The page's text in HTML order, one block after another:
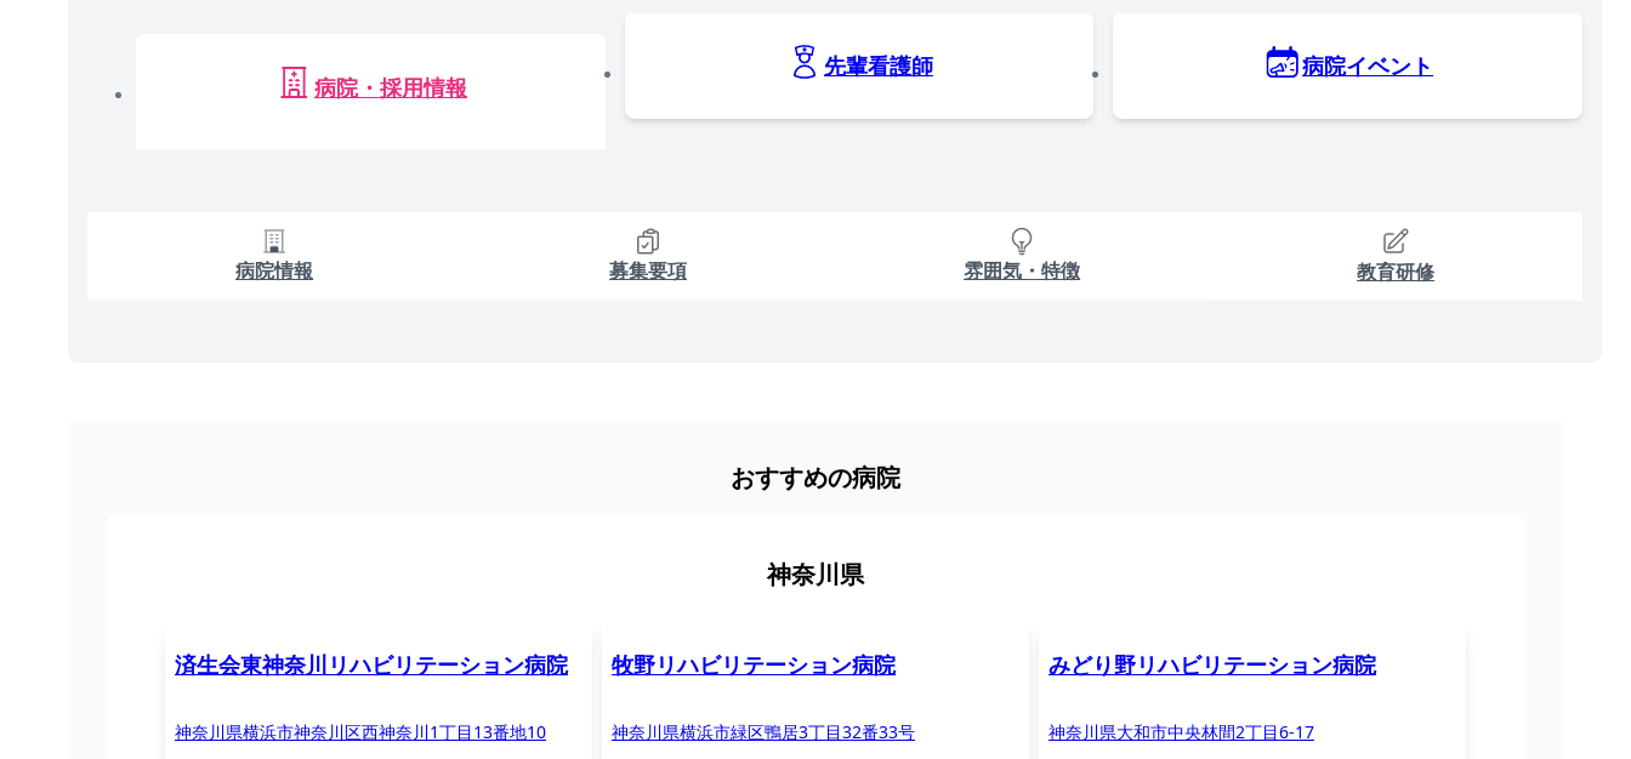
病院・採用情報
先輩看護師 病院イベント
病院情報 募集要項 雰囲気・特徴 教育研修
おすすめの病院
神奈川県
済生会東神奈川リハビリテーション病院
神奈川県横浜市神奈川区西神奈川1丁目13番地10
牧野リハビリテーション病院
神奈川県横浜市緑区鴨居3丁目32番33号
みどり野リハビリテーション病院
神奈川県大和市中央林間2丁目6-17